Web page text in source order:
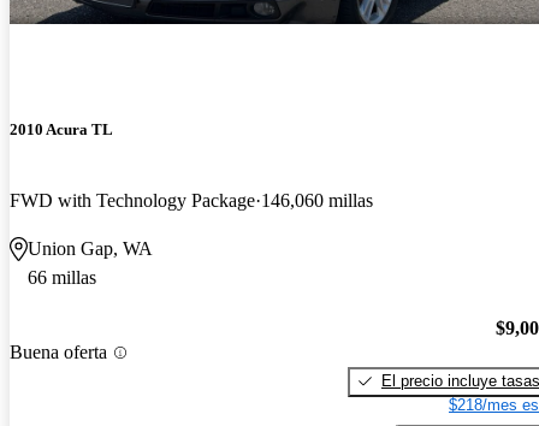
2010 Acura TL
FWD with Technology Package 146,060 millas
Union Gap, WA
66 millas
Buena oferta
El precio incluye tasas
$218/mes